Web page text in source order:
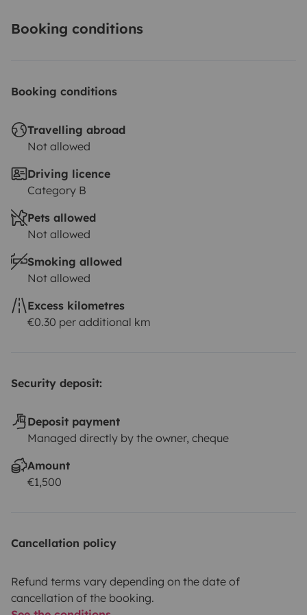
Booking conditions
Booking conditions
Travelling abroad
Not allowed
Driving licence
Category B
Pets allowed
Not allowed
Smoking allowed
Not allowed
Excess kilometres
€0.30 per additional km
Security deposit:
Deposit payment
Managed directly by the owner, cheque
Amount
€1,500
Cancellation policy
Refund terms vary depending on the date of
cancellation of the booking.